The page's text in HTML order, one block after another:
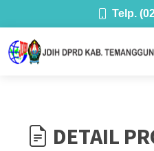
Telp.
DETAIL